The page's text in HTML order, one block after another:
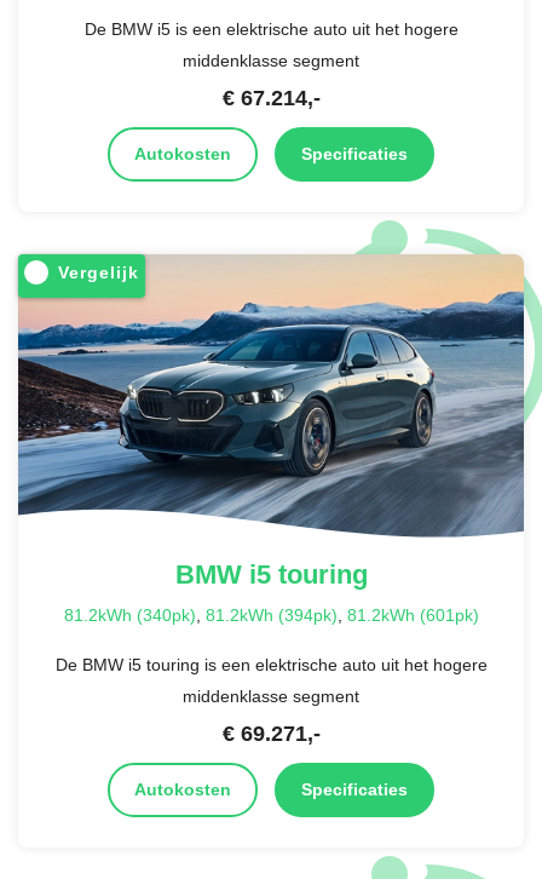
De BMW i5 is een elektrische auto uit het hogere
middenklasse segment
€ 67.214,-
Autokosten Specificaties
Vergelijk
BMWi5 touring
81.2kWh (340pk), 81.2kWh (394pk), 81.2kWh (601pk)
De BMW i5 touring is een elektrische auto uit het hogere
middenklasse segment
€ 69.271,-
Autokosten Specificaties